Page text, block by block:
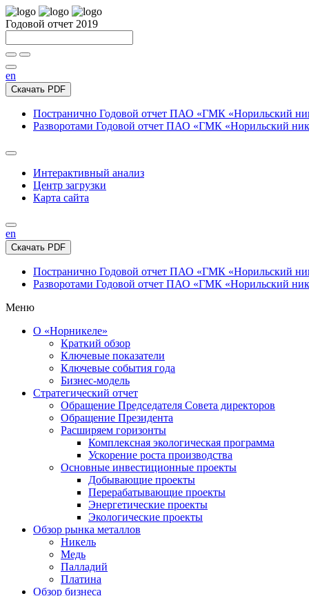
Годовой отчет 2019
en
Скачать PDF
Постранично Годовой отчет ПАО «ГМК «Норильский
Разворотами Годовой отчет ПАО «ГМК «Норильский
Интерактивный анализ
Центр загрузки
Карта сайта
en
Скачать PDF
Постранично Годовой отчет ПАО «ГМК «Норильский
Разворотами Годовой отчет ПАО «ГМК «Норильский
Меню
О «Норникеле»
Краткий обзор
Ключевые показатели
Ключевые события года
Бизнес-модель
Стратегический отчет
Обращение Председателя Совета директоров
Обращение Президента
Расширяем горизонты
Комплексная экологическая программа
Ускорение роста производства
Основные инвестиционные проекты
Добывающие проекты
Перерабатывающие проекты
Энергетические проекты
Экологические проекты
Обзор рынка металлов
Никель
Медь
Палладий
Платина
Обзор бизнеса